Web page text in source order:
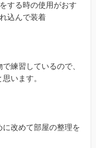
する時の使用がおす
込んで装着
練習しているので、
います。
改めて部屋の整理を